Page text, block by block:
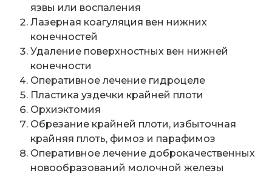
язвы или воспаления
Лазерная коагуляция вен нижних
конечностей
Удаление поверхностных вен нижней
конечности
Оперативное лечение гидроцеле
Пластика уздечки крайней плоти
Орхиэктомия
Обрезание крайней плоти, избыточная
крайняя плоть, фимоз и парафимоз
Оперативное лечение доброкачественных
новообразований молочной железы